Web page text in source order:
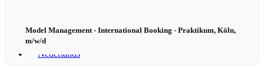
Model Management - International Booking - Praktikum, Köln,
m/w/d